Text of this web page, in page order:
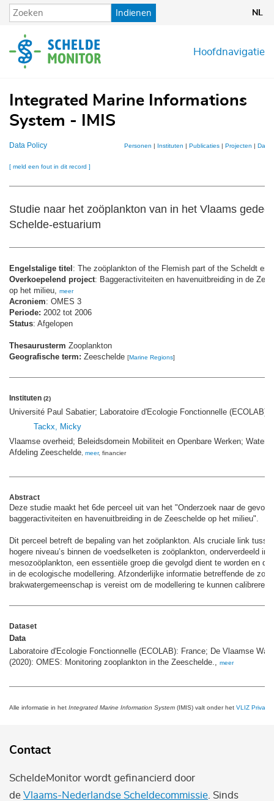
Overslaan
en
de
inhoud
Indienen NL
Hoofdnavigatie
Integrated Marine Informations
System - IMIS
Data Policy Personen | Instituten | Publicaties| Projecten |
[ meld een fout in dit record ]
Studie naar het zoöplankton van in het Vlaams
Schelde-estuarium
Engelstalige titel : The zoöplankton of the Flemish part of the Scheldt
Overkoepelend project: Baggeractiviteiten en havenuitbreiding in de
op het milieu,
meer
Acroniem: OMES 3
Periode: 2002 tot 2006
Status: Afgelopen
Thesaurusterm Zooplankton
Geografische term: Zeeschelde [Marine Regions]
Instituten (2)
Université Paul Sabatier; Laboratoire d'Ecologie Fonctionnelle (ECOLAB)
Tackx, Micky
Vlaamse overheid; Beleidsdomein Mobiliteit en Openbare Werken;
Afdeling Zeeschelde meer, financier
Abstract
Deze studie maakt het 6de perceel uit van het "Onderzoek naar de
baggeractiviteiten en havenuitbreiding in de Zeeschelde op het milieu".
Dit perceel betreft de bepaling van het zoöplankton. Als cruciale link
hogere niveau’s binnen de voedselketen is zoöplankton, onderverdeeld in
mesozoöplankton, een essentiële groep die gevolgd dient te worden en
in de ecologische modellering. Afzonderlijke informatie betreffende de
brakwatergemeenschap is vereist om de modellering te kunnen calibreren.
Dataset
Data
Laboratoire d'Ecologie Fonctionnelle (ECOLAB): France; De Vlaamse
(2020): OMES: Monitoring zooplankton in the Zeeschelde.,
meer
Alle informatie in het Integrated Marine Information System (IMIS) valt onder het VLIZ Privacy
Contact
ScheldeMonitor wordt gefinancierd door
de Vlaams-Nederlandse Scheldecommissie . Sinds